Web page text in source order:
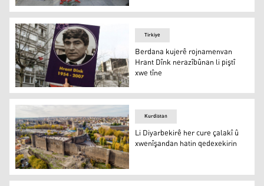
HEDEP berdana kujerê rojnamevan Hrant Dînk
Hrant Dînk
Tirkiye
Berdana kujerê rojnamenvan
Hrant Dînk nerazîbûnan li piştî
xwe tîne
Li Diyarbekirê her cure çalakî û xwenîşandan hatin
Kurdistan
Li Diyarbekirê her cure çalakî û
xwenîşandan hatin qedexekirin